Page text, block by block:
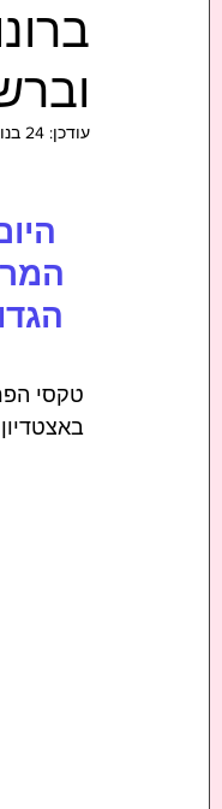
עודכן: 24 בנוב׳ 2024
טקסי